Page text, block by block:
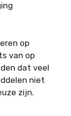
op
van op
dat veel
niet
zijn.